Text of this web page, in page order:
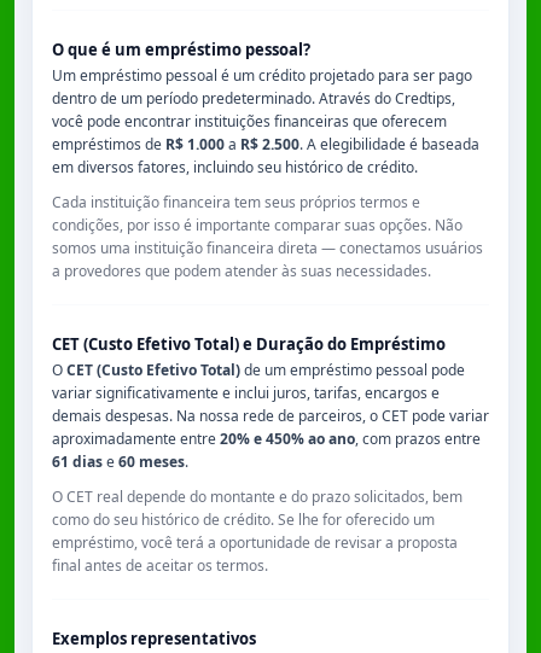
O que é um empréstimo pessoal?
Um empréstimo pessoal é um crédito projetado para ser pago
dentro de um período predeterminado. Através do Credtips,
você pode encontrar instituições financeiras que oferecem
empréstimos de R$ 1.000a R$ 2.500. A elegibilidade é baseada
em diversos fatores, incluindo seu histórico de crédito.
Cada instituição financeira tem seus próprios termos e
condições, por isso é importante comparar suas opções. Não
somos uma instituição financeira direta — conectamos usuários
a provedores que podem atender às suas necessidades.
CET (Custo Efetivo Total) e Duração do Empréstimo
OCET (Custo Efetivo Total)de um empréstimo pessoal pode
variar significativamente e inclui juros, tarifas, encargos e
demais despesas. Na nossa rede de parceiros, o CET pode variar
aproximadamente entre20% e 450% ao ano, com prazos entre
61 diase60 meses.
O CET real depende do montante e do prazo solicitados, bem
como do seu histórico de crédito. Se lhe for oferecido um
empréstimo, você terá a oportunidade de revisar a proposta
final antes de aceitar os termos.
Exemplos representativos